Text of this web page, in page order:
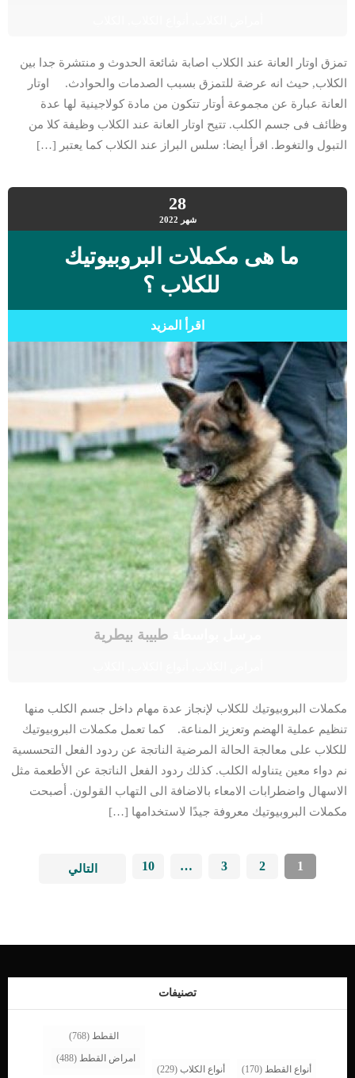
تمزق اوتار العانة عند الكلاب اصابة شائعة الحدوث و منتشرة جدا بين
الكلاب, حيث انه عرضة للتمزق بسبب الصدمات والحوادث. اوتار
العانة عبارة عن مجموعة أوتار تتكون من مادة كولاجينية لها عدة
وظائف فى جسم الكلب. تتيح اوتار العانة عند الكلاب وظيفة كلا من
التبول والتغوط. اقرأ ايضا: سلس البراز عند الكلاب كما يعتبر […]
28
شهر 2022
ما هى مكملات البروبيوتيك
للكلاب ؟
اقرأ المزيد
طبيبة بيطرية
مكملات البروبيوتيك للكلاب لإنجاز عدة مهام داخل جسم الكلب منها
تنظيم عملية الهضم وتعزيز المناعة. كما تعمل مكملات البروبيوتيك
للكلاب على معالجة الحالة المرضية الناتجة عن ردود الفعل التحسسية
نم دواء معين يتناوله الكلب. كذلك ردود الفعل الناتجة عن الأطعمة مثل
الاسهال واضطرابات الامعاء بالاضافة الى التهاب القولون. أصبحت
مكملات البروبيوتيك معروفة جيدًا لاستخدامها […]
1
2
3
…
10 التالي
تصنيفات
أنواع القطط (170) أنواع الكلاب (229)
القطط (768)
امراض القطط (488)